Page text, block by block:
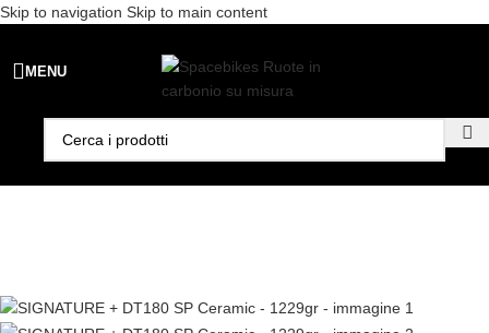
Skip to navigation Skip to main content
Spedizione gratuita per ordini superiori a €99 - 📣 Paga con PayPal in
3 rate senza interessi,
MENU